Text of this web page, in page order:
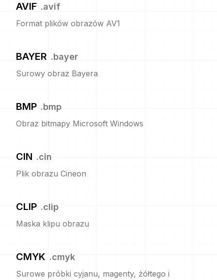
AVIF .avif
Format plików obrazów AV1
BAYER .bayer
Surowy obraz Bayera
BMP .bmp
Obraz bitmapy Microsoft Windows
CIN .cin
Plik obrazu Cineon
CLIP .clip
Maska klipu obrazu
CMYK .cmyk
Surowe próbki cyjanu, magenty, żółtego i